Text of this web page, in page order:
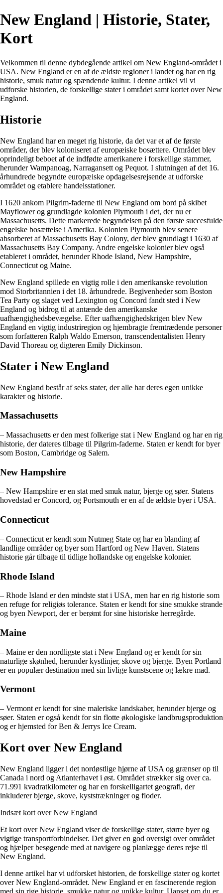
New England | Historie, Stater,
Kort
Velkommen til denne dybdegående artikel om New England-området i
USA. New England er en af ​​de ældste regioner i landet og har en rig
historie, smuk natur og spændende kultur. I denne artikel vil vi
udforske historien, de forskellige stater i området samt kortet over New
England.
Historie
New England har en meget rig historie, da det var et af de første
områder, der blev koloniseret af europæiske bosættere. Området blev
oprindeligt beboet af de indfødte amerikanere i forskellige stammer,
herunder Wampanoag, Narragansett og Pequot. I slutningen af ​​det 16.
århundrede begyndte europæiske opdagelsesrejsende at udforske
området og etablere handelsstationer.
I 1620 ankom Pilgrim-faderne til New England om bord på skibet
Mayflower og grundlagde kolonien Plymouth i det, der nu er
Massachusetts. Dette markerede begyndelsen på den første succesfulde
engelske bosættelse i Amerika. Kolonien Plymouth blev senere
absorberet af Massachusetts Bay Colony, der blev grundlagt i 1630 af
Massachusetts Bay Company. Andre engelske kolonier blev også
etableret i området, herunder Rhode Island, New Hampshire,
Connecticut og Maine.
New England spillede en vigtig rolle i den amerikanske revolution
mod Storbritannien i det 18. århundrede. Begivenheder som Boston
Tea Party og slaget ved Lexington og Concord fandt sted i New
England og bidrog til at antænde den amerikanske
uafhængighedsbevægelse. Efter uafhængighedskrigen blev New
England en vigtig industriregion og hjembragte fremtrædende personer
som forfatteren Ralph Waldo Emerson, transcendentalisten Henry
David Thoreau og digteren Emily Dickinson.
Stater i New England
New England består af seks stater, der alle har deres egen unikke
karakter og historie.
Massachusetts
– Massachusetts er den mest folkerige stat i New England og har en rig
historie, der dateres tilbage til Pilgrim-faderne. Staten er kendt for byer
som Boston, Cambridge og Salem.
New Hampshire
– New Hampshire er en stat med smuk natur, bjerge og søer. Statens
hovedstad er Concord, og Portsmouth er en af ​​de ældste byer i USA.
Connecticut
– Connecticut er kendt som Nutmeg State og har en blanding af
landlige områder og byer som Hartford og New Haven. Statens
historie går tilbage til tidlige hollandske og engelske kolonier.
Rhode Island
– Rhode Island er den mindste stat i USA, men har en rig historie som
en refuge for religiøs tolerance. Staten er kendt for sine smukke strande
og byen Newport, der er berømt for sine historiske herregårde.
Maine
– Maine er den nordligste stat i New England og er kendt for sin
naturlige skønhed, herunder kystlinjer, skove og bjerge. Byen Portland
er en populær destination med sin livlige kunstscene og lækre mad.
Vermont
– Vermont er kendt for sine maleriske landskaber, herunder bjerge og
søer. Staten er også kendt for sin flotte økologiske landbrugsproduktion
og er hjemsted for Ben & Jerrys Ice Cream.
Kort over New England
New England ligger i det nordøstlige hjørne af USA og grænser op til
Canada i nord og Atlanterhavet i øst. Området strækker sig over ca.
71.991 kvadratkilometer og har en forskelligartet geografi, der
inkluderer bjerge, skove, kyststrækninger og floder.
Indsæt kort over New England
Et kort over New England viser de forskellige stater, større byer og
vigtige transportforbindelser. Det giver en god oversigt over området
og hjælper besøgende med at navigere og planlægge deres rejse til
New England.
I denne artikel har vi udforsket historien, de forskellige stater og kortet
over New England-området. New England er en fascinerende region
med sin rige historie, smukke natur og unikke kultur. Uanset om du er